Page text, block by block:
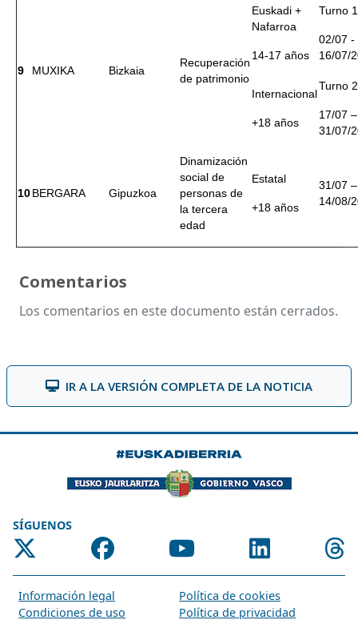
9 MUXIKA Bizkaia
Recuperación
de patrimonio
Euskadi +
Nafarroa
14-17 años
Turno
02/07 -
16/07/
Internacional
+18 años
Turno
17/07 –
31/07/
10BERGARA Gipuzkoa
Dinamización
social de
personas de
la tercera
edad
Estatal
+18 años
31/07 –
14/08/
Comentarios
Los comentarios en este documento están cerrados.
IR A LA VERSIÓN COMPLETA DE LA NOTICIA
SÍGUENOS
Información legal
Política de cookies
Condiciones de uso
Política de privacidad